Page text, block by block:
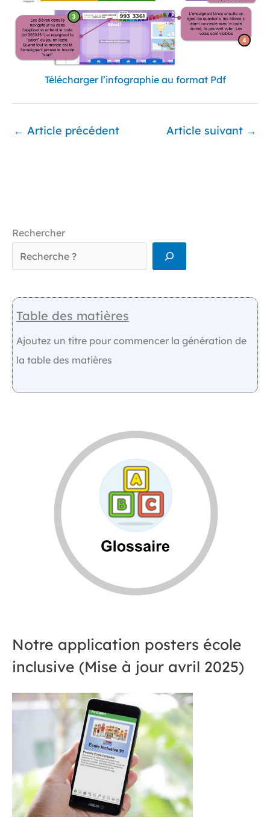
Télécharger l’infographie au format Pdf
← Article précédent Article suivant →
Rechercher
Table des matières
Ajoutez un titre pour commencer la génération de
la table des matières
Notre application posters école
inclusive (Mise à jour avril 2025)